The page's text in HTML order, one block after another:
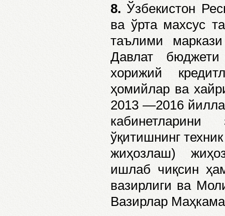
8. Ўзбекистон
ва ўрта махсус
таълими
Давлат
хорижий
ҳомийлар ва
2013 —2016
кабинетларини
ўқитишнинг
жиҳозлаш)
ишлаб чиқсин
вазирлиги ва
Вазирлар